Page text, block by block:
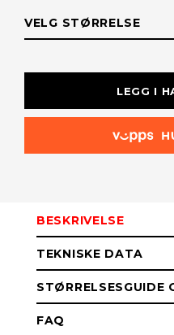
VELG STØRRELSE
STØRRELSE
M Få
S
LEGG I
BESKRIVELSE
TEKNISKE DATA
STØRRELSESGUIDE
FAQ